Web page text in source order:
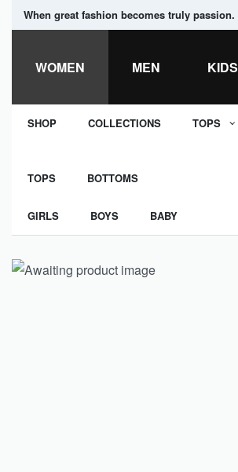
When great fashion becomes truly passion.
WOMEN MEN KIDS
SHOP COLLECTIONS TOPS
TOPS BOTTOMS
GIRLS BOYS BABY